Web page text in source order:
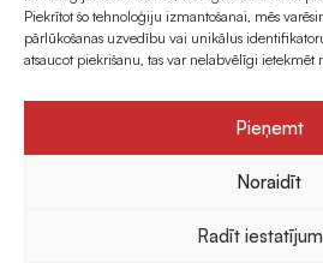
Piekrītot šo tehnoloģiju izmantošanai, mēs
pārlūkošanas uzvedību vai unikālus
atsaucot piekrišanu, tas var nelabvēlīgi ietekmēt
Pieņemt
Noraidīt
Radīt
eComStrive digitālā aģentūra